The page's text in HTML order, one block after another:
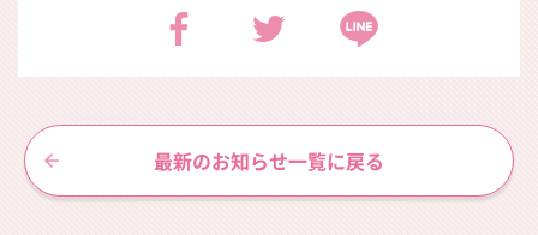
最新のお知らせ一覧に戻る